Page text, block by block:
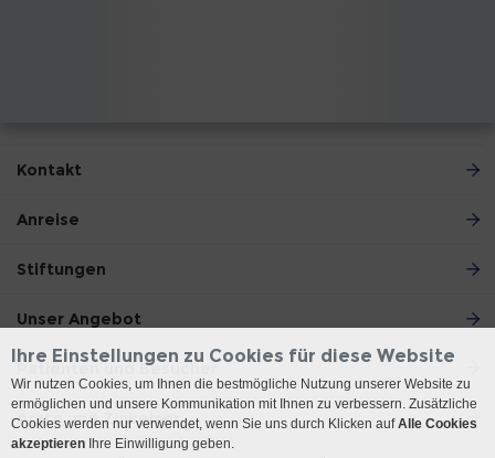
Kontakt
Anreise
Stiftungen
Unser Angebot
Patienten und Besucher
Ärzte und Zuweiser
Ihre Einstellungen zu Cookies für diese Website
Wir nutzen Cookies, um Ihnen die bestmögliche Nutzung unserer Website zu
ermöglichen und unsere Kommunikation mit Ihnen zu verbessern. Zusätzliche
Cookies werden nur verwendet, wenn Sie uns durch Klicken aufAlle Cookies
akzeptieren Ihre Einwilligung geben.